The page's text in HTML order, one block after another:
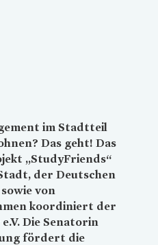
im Stadtteil
Das geht! Das
„StudyFriends“
der Deutschen
von
koordiniert der
Die Senatorin
fördert die